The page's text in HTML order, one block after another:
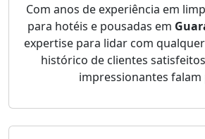
Com anos de experiência em
para hotéis e pousadas em
expertise para lidar com
histórico de clientes
impressionantes falam